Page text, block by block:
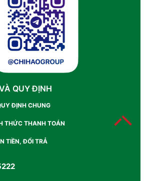
QUY ĐỊNH
ĐỊNH CHUNG
THỨC THANH TOÁN
TIỀN, ĐỔI TRẢ